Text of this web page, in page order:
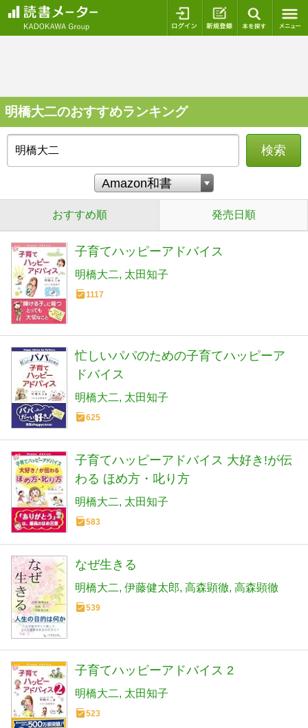
ログイン 新規登録
明橋大二のおすすめランキング
検索
おすすめ順 発売日順
子育てハッピーアドバイス
明橋大二 太田知子
1117
忙しいパパのための子育てハッピーア
ドバイス
明橋大二 太田知子
625
子育てハッピーアドバイス 大好き!が伝
わる ほめ方・叱り方
明橋大二 太田知子
583
なぜ生きる
明橋大二 伊藤健太郎 高森顕徹 高森顕徹
539
子育てハッピーアドバイス 2
明橋大二 太田知子
523